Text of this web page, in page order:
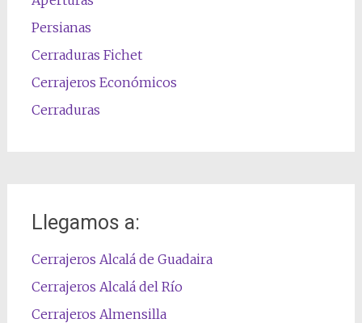
Persianas
Cerraduras Fichet
Cerrajeros Económicos
Cerraduras
Llegamos a:
Cerrajeros Alcalá de Guadaira
Cerrajeros Alcalá del Río
Cerrajeros Almensilla